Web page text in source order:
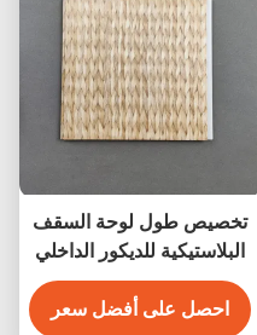
تخصيص طول لوحة السقف
البلاستيكية للديكور الداخلي
لوحة الجدار البلاستيكية
احصل على أفضل سعر